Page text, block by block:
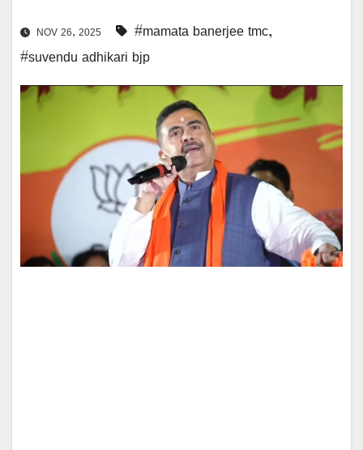
NOV 26, 2025 #mamata banerjee tmc,
#suvendu adhikari bjp